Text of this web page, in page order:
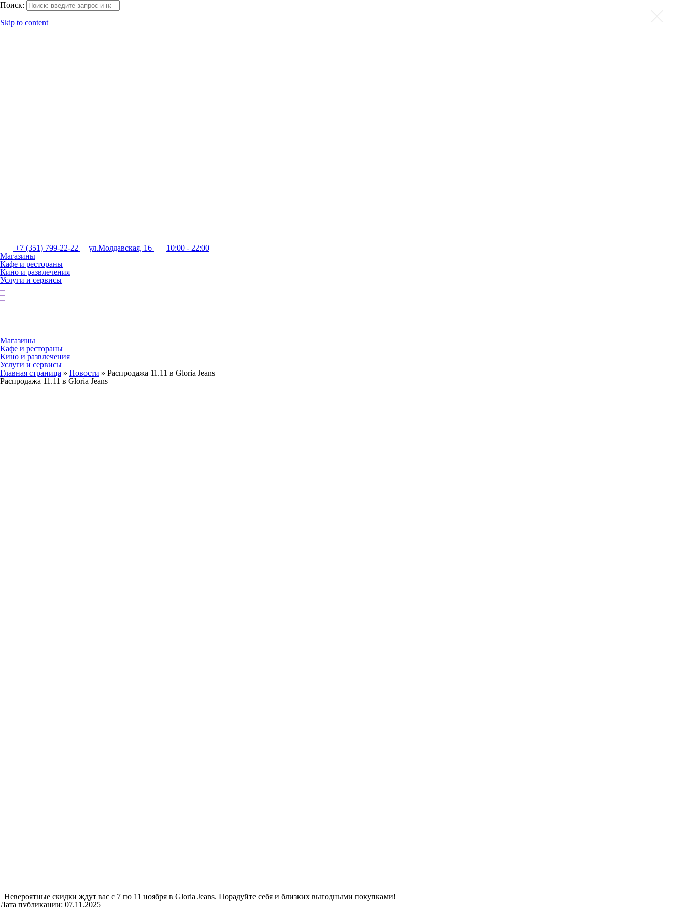
Поиск:
Skip to content
+7 (351) 799-22-22 ул.Молдавская, 16
10:00 - 22:00
Магазины
Кафе и рестораны
Кино и развлечения
Услуги и сервисы
Магазины
Кафе и рестораны
Кино и развлечения
Услуги и сервисы
Главная страница » Новости » Распродажа 11.11 в Gloria Jeans
Распродажа 11.11 в Gloria Jeans
Невероятные скидки ждут вас с 7 по 11 ноября в Gloria Jeans. Порадуйте себя и близких выгодными покупками!
Дата публикации: 07.11.2025